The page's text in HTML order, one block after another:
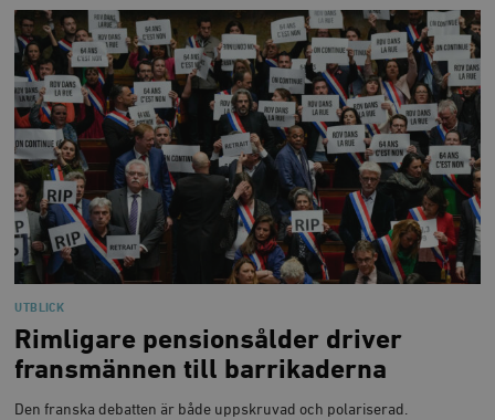
UTBLICK
Rimligare pensionsålder driver
fransmännen till barrikaderna
Den franska debatten är både uppskruvad och polariserad.